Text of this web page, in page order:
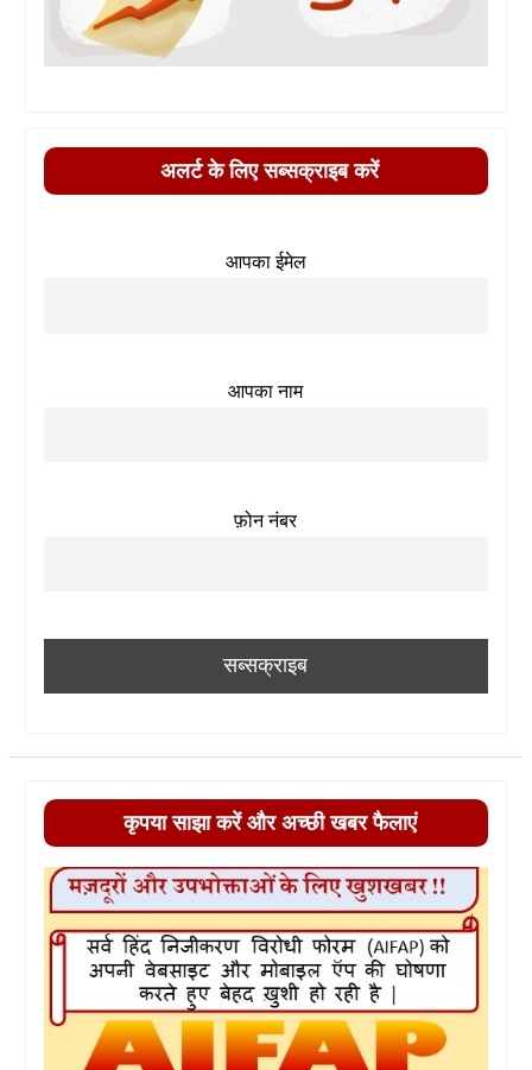
अलर्ट के लिए सब्सक्राइब करें
आपका ईमेल
आपका नाम
फ़ोन नंबर
कृपया साझा करें और अच्छी खबर फैलाएं